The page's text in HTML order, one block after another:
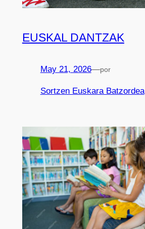
EUSKAL DANTZAK
May 21, 2026—por
Sortzen Euskara Batzordea